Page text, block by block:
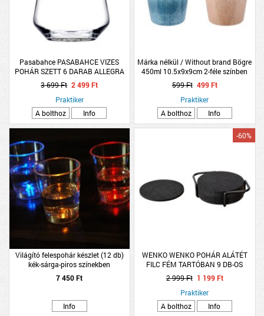
Pasabahce PASABAHCE VIZES
POHÁR SZETT 6 DARAB ALLEGRA
3 699 Ft 2 499 Ft
Praktiker
A bolthoz
Info
Márka nélkül / Without brand Bögre
450ml 10.5x9x9cm 2-féle színben
melamin
599 Ft 499 Ft
Praktiker
A bolthoz
Info
Világító felespohár készlet (12 db)
kék-sárga-piros színekben
7 450 Ft
Info
WENKO WENKO POHÁR ALÁTÉT
FILC FÉM TARTÓBAN 9 DB-OS
-60%
2 999 Ft 1 199 Ft
Praktiker
A bolthoz
Info